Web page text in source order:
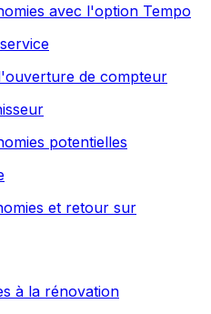
avec l'option Tempo
de compteur
potentielles
et retour sur
à la rénovation